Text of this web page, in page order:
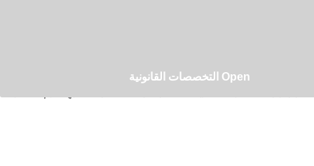
Open التخصصات القانونية